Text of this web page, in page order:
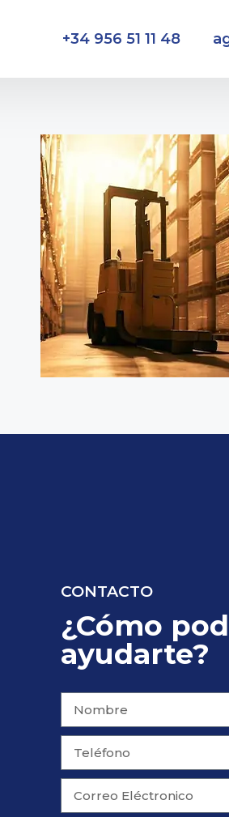
+34 956 51 11 48
CONTACTO
¿Cómo
ayudarte?